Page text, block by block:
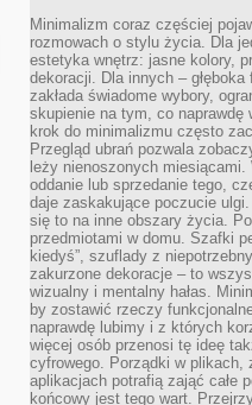
Minimalizm coraz częściej
rozmowach o stylu życia. Dla
estetyka wnętrz: jasne kolory,
dekoracji. Dla innych –
zakłada świadome wybory,
skupienie na tym, co naprawdę
krok do minimalizmu często
Przegląd ubrań pozwala
leży nienoszonych miesiącami.
oddanie lub sprzedanie tego,
daje zaskakujące poczucie
się to na inne obszary życia.
przedmiotami w domu. Szafki
kiedyś”, szuflady z
zakurzone dekoracje – to
wizualny i mentalny hałas.
by zostawić rzeczy
naprawdę lubimy i z których
więcej osób przenosi tę ideę
cyfrowego. Porządki w plikach,
aplikacjach potrafią zająć całe
końcowy jest tego wart.